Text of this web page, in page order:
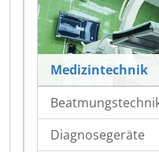
Medizintechnik
Diagnosegeräte